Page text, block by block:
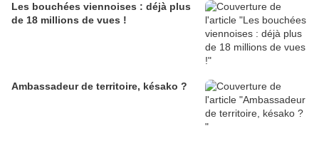
Les bouchées viennoises : déjà plus
de 18 millions de vues !
Ambassadeur de territoire, késako ?